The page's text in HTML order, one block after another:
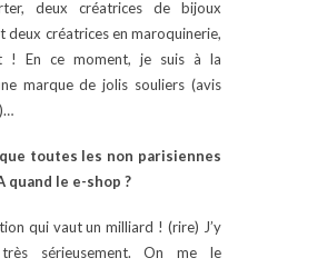
deux créatrices de bijoux
deux créatrices en maroquinerie,
! En ce moment, je suis à la
marque de jolis souliers (avis
toutes les non parisiennes
quand le e-shop ?
qui vaut un milliard ! (rire) J’y
sérieusement. On me le